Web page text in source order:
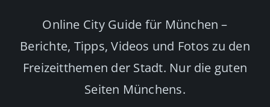
Online City Guide für München –
Berichte, Tipps, Videos und Fotos zu den
Freizeitthemen der Stadt. Nur die guten
Seiten Münchens.